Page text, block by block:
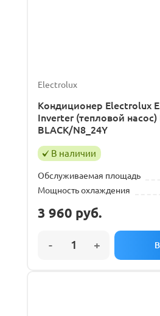
Electrolux
Кондиционер Electrolux
Inverter (тепловой насос)
BLACK/N8_24Y
В наличии
Обслуживаемая площадь
Мощность охлаждения
3 960 руб.